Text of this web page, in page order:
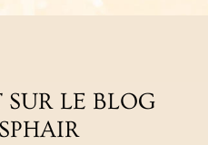
LE BLOG